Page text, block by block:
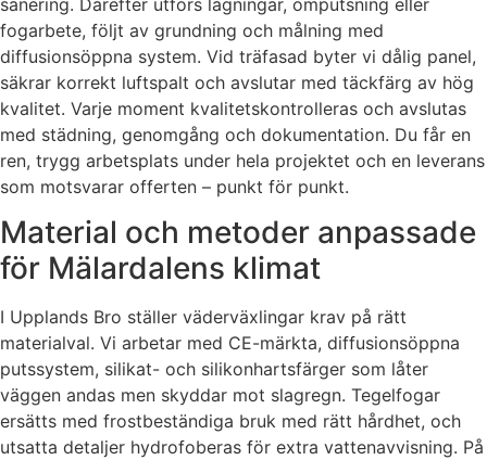
fogarbete, följt av grundning och målning med
diffusionsöppna system. Vid träfasad byter vi dålig panel,
säkrar korrekt luftspalt och avslutar med täckfärg av hög
kvalitet. Varje moment kvalitetskontrolleras och avslutas
med städning, genomgång och dokumentation. Du får en
ren, trygg arbetsplats under hela projektet och en leverans
som motsvarar offerten – punkt för punkt.
Material och metoder anpassade
för Mälardalens klimat
I Upplands Bro ställer väderväxlingar krav på rätt
materialval. Vi arbetar med CE-märkta, diffusionsöppna
putssystem, silikat- och silikonhartsfärger som låter
väggen andas men skyddar mot slagregn. Tegelfogar
ersätts med frostbeständiga bruk med rätt hårdhet, och
utsatta detaljer hydrofoberas för extra vattenavvisning. På